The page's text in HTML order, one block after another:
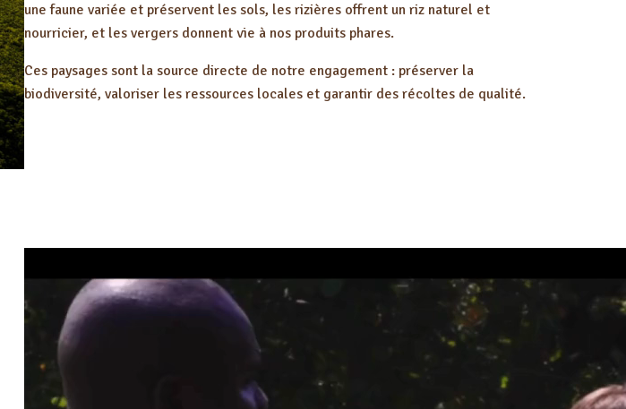
une faune variée et préservent les sols, les rizières offrent un riz naturel et
nourricier, et les vergers donnent vie à nos produits phares.
Ces paysages sont la source directe de notre engagement : préserver la
biodiversité, valoriser les ressources locales et garantir des récoltes de qualité.